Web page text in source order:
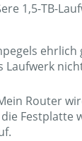
1,5-TB-
Router
Festplatte